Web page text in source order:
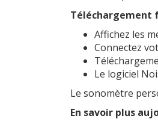
Téléchargement
Affichez les
Connectez
Le logiciel
Le sonomètre
En savoir plus